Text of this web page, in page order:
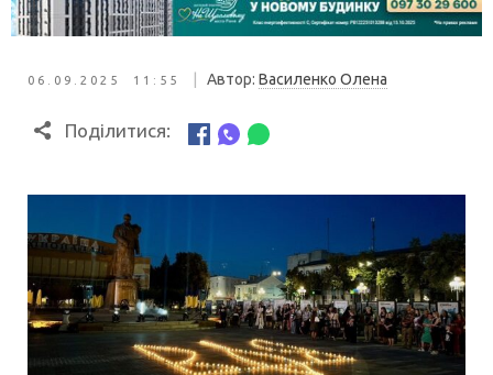
06.09.2025 11:55 Автор: Василенко Олена
Поділитися: